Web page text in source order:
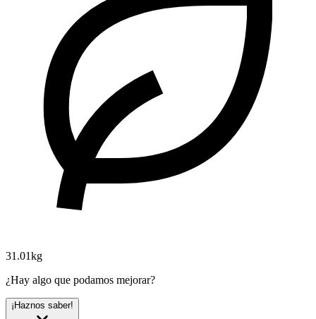
31.01kg
¿Hay algo que podamos mejorar?
¡Haznos saber!